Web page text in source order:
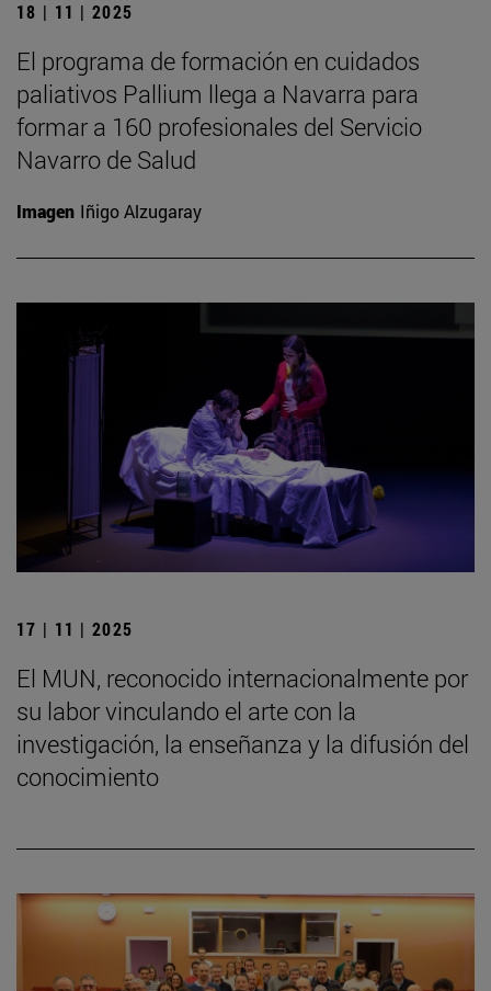
18 | 11 | 2025
El programa de formación en cuidados
paliativos Pallium llega a Navarra para
formar a 160 profesionales del Servicio
Navarro de Salud
Imagen Iñigo Alzugaray
17 | 11 | 2025
El MUN, reconocido internacionalmente por
su labor vinculando el arte con la
investigación, la enseñanza y la difusión del
conocimiento